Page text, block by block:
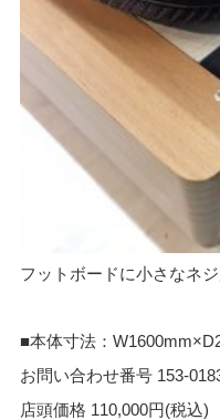
フットボードに小さなネジ
■本体寸法：
お問い合わせ番号 153-
店頭価格 110,000円(税込)